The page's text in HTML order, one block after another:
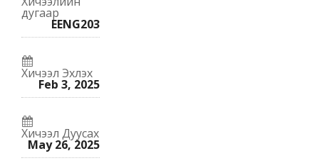
тулд
хэн
нэгэнд
илгээнэ
дугаар
EENG203
Хичээл Эхлэх
Feb 3, 2025
Хичээл Дуусах
May 26, 2025